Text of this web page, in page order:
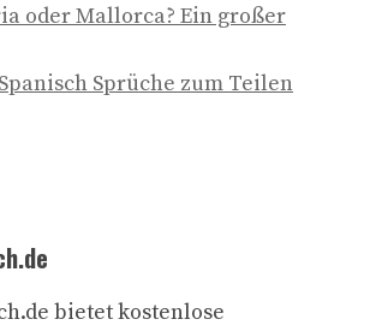
oder Mallorca? Ein großer
Sprüche zum Teilen
bietet kostenlose